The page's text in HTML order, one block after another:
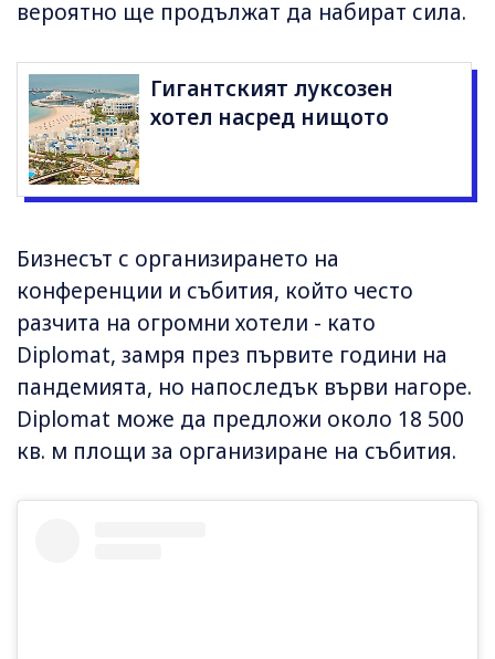
вероятно ще продължат да набират сила.
Гигантският луксозен
хотел насред нищото
Бизнесът с организирането на
конференции и събития, който често
разчита на огромни хотели - като
Diplomat, замря през първите години на
пандемията, но напоследък върви нагоре.
Diplomat може да предложи около 18 500
кв. м площи за организиране на събития.